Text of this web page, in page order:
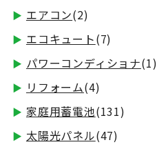
エアコン(2)
エコキュート(7)
パワーコンディショナ(1)
リフォーム(4)
家庭用蓄電池(131)
太陽光パネル(47)